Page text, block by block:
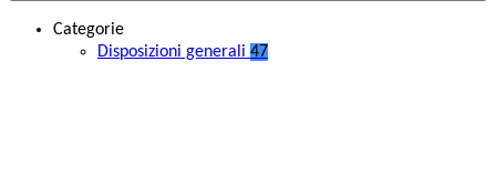
Categorie
Disposizioni generali 47